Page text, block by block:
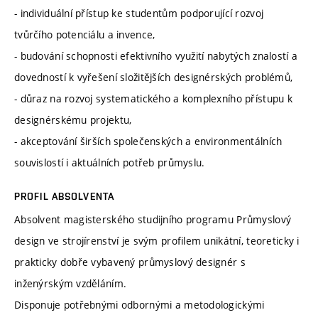
- individuální přístup ke studentům podporující rozvoj
tvůrčího potenciálu a invence,
- budování schopnosti efektivního využití nabytých znalostí a
dovedností k vyřešení složitějších designérských problémů,
- důraz na rozvoj systematického a komplexního přístupu k
designérskému projektu,
- akceptování širších společenských a environmentálních
souvislostí i aktuálních potřeb průmyslu.
PROFIL ABSOLVENTA
Absolvent magisterského studijního programu Průmyslový
design ve strojírenství je svým profilem unikátní, teoreticky i
prakticky dobře vybavený průmyslový designér s
inženýrským vzděláním.
Disponuje potřebnými odbornými a metodologickými